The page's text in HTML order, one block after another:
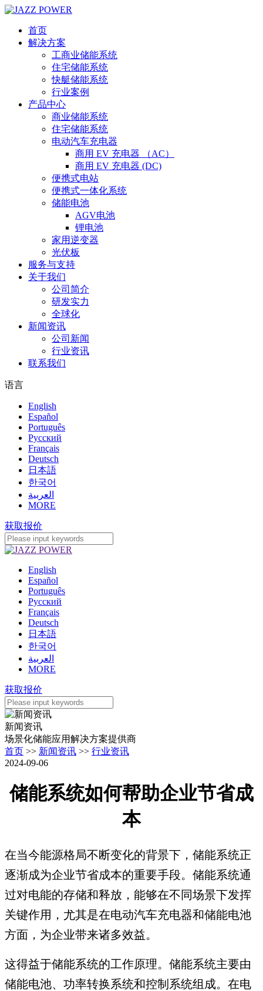
首页
解决方案
工商业储能系统
住宅储能系统
快艇储能系统
行业案例
产品中心
商业储能系统
住宅储能系统
电动汽车充电器
商用 EV 充电器 （AC）
商用 EV 充电器 (DC)
便携式电站
便携式一体化系统
储能电池
AGV电池
锂电池
家用逆变器
光伏板
服务与支持
关于我们
公司简介
研发实力
全球化
新闻资讯
公司新闻
行业资讯
联系我们
语言
English
Español
Português
Pусский
Français
Deutsch
日本語
한국어
العربية
MORE
获取报价
English
Español
Português
Pусский
Français
Deutsch
日本語
한국어
العربية
MORE
获取报价
新闻资讯
场景化储能应用解决方案提供商
首页 >> 新闻资讯 >> 行业资讯
2024-09-06
储能系统如何帮助企业节省成
本
在当今能源格局不断变化的背景下，储能系统正
逐渐成为企业节省成本的重要手段。储能系统通
过对电能的存储和释放，能够在不同场景下发挥
关键作用，尤其是在电动汽车充电器和储能电池
方面，为企业带来诸多效益。
这得益于储能系统的工作原理。储能系统主要由
储能电池、功率转换系统和控制系统组成。在电